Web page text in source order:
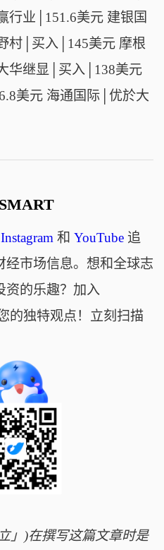
行业│151.6美元 建银国
村│买入│145美元 摩根
华继显│买入│138美元
美元 海通国际│优於大
Instagram 和 YouTube追
经市场信息。想和全球志
资的乐趣？加入
的独特观点！立刻扫描
」)在撰写这篇文章时是